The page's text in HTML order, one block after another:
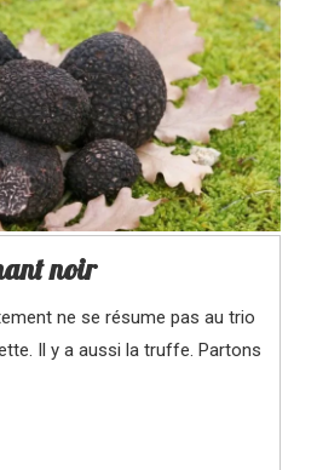
noir
ne se résume pas au trio
Il y a aussi la truffe. Partons